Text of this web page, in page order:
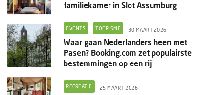
familiekamer in Slot Assumburg
EVENTS TOERISME 30 MAART 2026
Waar gaan Nederlanders heen met
Pasen? Booking.com zet populairste
bestemmingen op een rij
RECREATIE 25 MAART 2026